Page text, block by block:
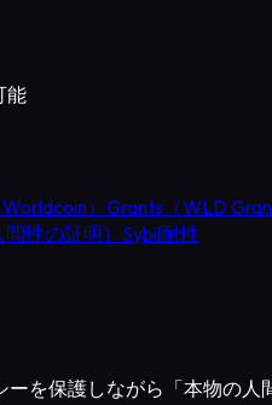
能
） Grants（WLD
性の証明） Sybil耐性
を保護しながら「本物の